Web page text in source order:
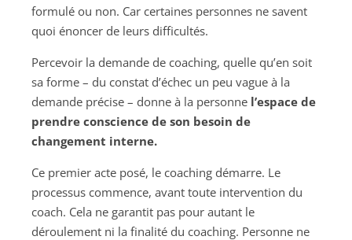
formulé ou non. Car certaines personnes ne savent
quoi énoncer de leurs difficultés.
Percevoir la demande de coaching, quelle qu’en soit
sa forme – du constat d’échec un peu vague à la
demande précise – donne à la personne l’espace de
prendre conscience de son besoin de
changement interne.
Ce premier acte posé, le coaching démarre. Le
processus commence, avant toute intervention du
coach. Cela ne garantit pas pour autant le
déroulement ni la finalité du coaching. Personne ne